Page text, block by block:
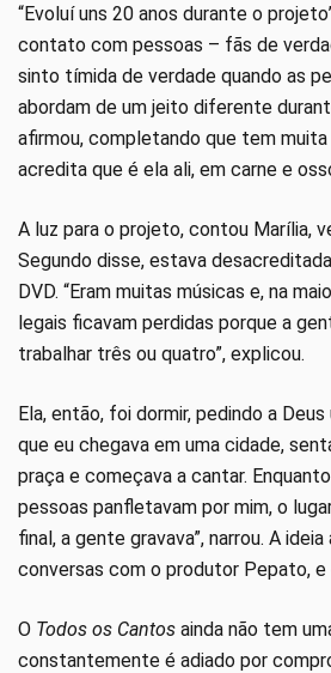
“Evoluí uns 20 anos durante o
contato com pessoas – fãs de
sinto tímida de verdade quando as
abordam de um jeito diferente
afirmou, completando que tem
acredita que é ela ali, em carne e
A luz para o projeto, contou Marília,
Segundo disse, estava
DVD. “Eram muitas músicas e, na
legais ficavam perdidas porque a
trabalhar três ou quatro”, explicou.
Ela, então, foi dormir, pedindo a Deus
que eu chegava em uma cidade,
praça e começava a cantar.
pessoas panfletavam por mim, o
final, a gente gravava”, narrou. A
conversas com o produtor Pepato, e
O Todos os Cantos ainda não tem
constantemente é adiado por